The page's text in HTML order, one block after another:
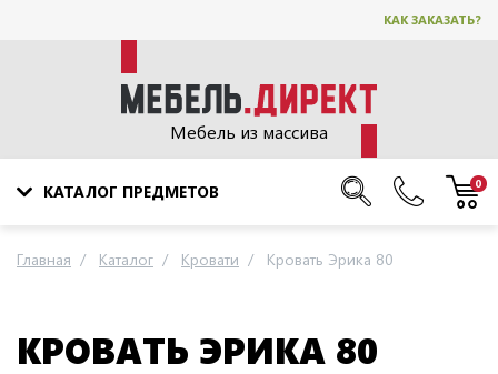
КАК ЗАКАЗАТЬ?
Мебель из массива
КАТАЛОГ ПРЕДМЕТОВ 0
Главная Каталог Кровати Кровать Эрика 80
КРОВАТЬ ЭРИКА 80